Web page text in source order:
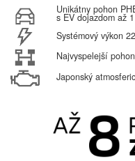
Unikátny pohon
s EV dojazdom až
Systémový výkon
Najvyspelejší
Japonský